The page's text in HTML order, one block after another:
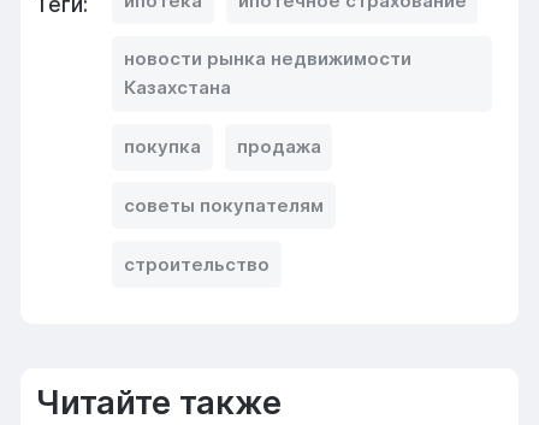
новости рынка недвижимости
Казахстана
покупка продажа
советы покупателям
строительство
Читайте также